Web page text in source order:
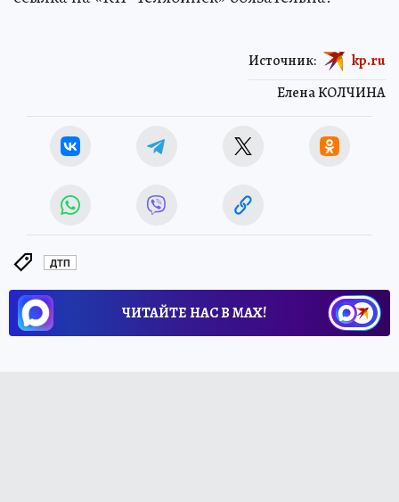
Елена КОЛЧИНА
Источник: kp.ru
ДТП
ЧИТАЙТЕ НАС В МАХ!